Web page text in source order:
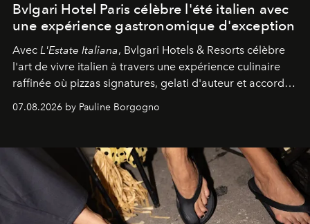
Bvlgari Hotel Paris célèbre l'été italien avec
une expérience gastronomique d'exception
Avec L'Estate Italiana, Bvlgari Hotels & Resorts célèbre
l'art de vivre italien à travers une expérience culinaire
raffinée où pizzas signatures, gelati d'auteur et accords
d'exception composent un véritable voyage sensoriel.
07.08.2026 by Pauline Borgogno